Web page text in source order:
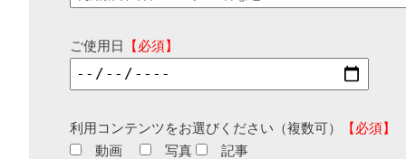
ご使用日 【必須】
利用コンテンツをお選びください（複数可）
【必須】
動画
写真 記事